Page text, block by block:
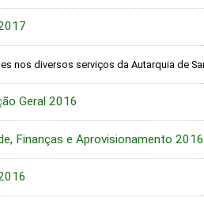
nos diversos serviços da Autarquia de
Geral 2016
Finanças e Aprovisionamento 2016